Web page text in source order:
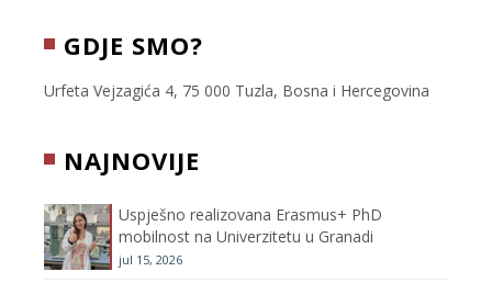
c
e
o
o
k
i
t
e
r
t
r
T
e
GDJE SMO?
Urfeta Vejzagića 4, 75 000 Tuzla, Bosna i Hercegovina
NAJNOVIJE
Uspješno realizovana Erasmus+ PhD
mobilnost na Univerzitetu u Granadi
jul 15, 2026